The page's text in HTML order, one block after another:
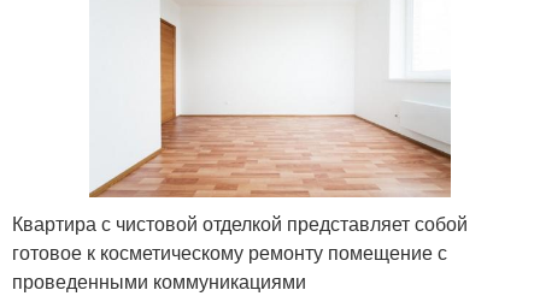
Квартира с чистовой отделкой представляет собой
готовое к косметическому ремонту помещение с
проведенными коммуникациями